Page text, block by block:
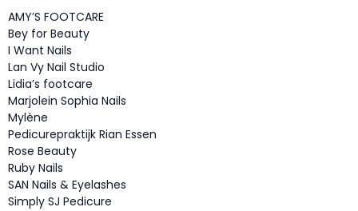
AMY’S FOOTCARE
Bey for Beauty
I Want Nails
Lan Vy Nail Studio
Lidia’s footcare
Marjolein Sophia Nails
Mylène
Pedicurepraktijk Rian Essen
Rose Beauty
Ruby Nails
SAN Nails & Eyelashes
Simply SJ Pedicure